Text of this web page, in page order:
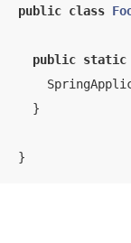
public class
public static
  }
}